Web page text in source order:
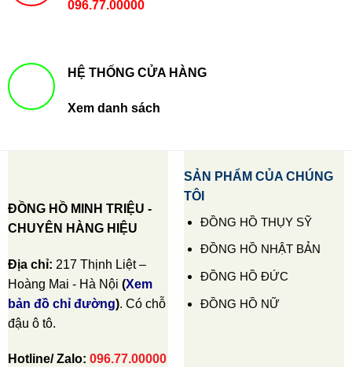
096.77.00000
HỆ THỐNG CỬA HÀNG
Xem danh sách
ĐỒNG HỒ MINH TRIỆU -
CHUYÊN HÀNG HIỆU
Địa chỉ: 217 Thịnh Liệt –
Hoàng Mai - Hà Nội (Xem
bản đồ chỉ đường). Có chỗ
đậu ô tô.
Hotline/ Zalo: 096.77.00000
SẢN PHẨM CỦA CHÚNG
TÔI
ĐỒNG HỒ THỤY SỸ
ĐỒNG HỒ NHẬT BẢN
ĐỒNG HỒ ĐỨC
ĐỒNG HỒ NỮ